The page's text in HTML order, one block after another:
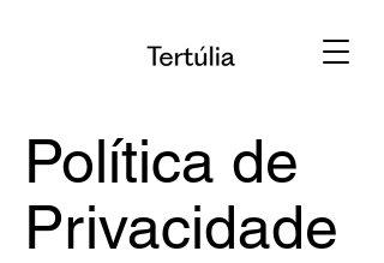
Política de
Privacidade